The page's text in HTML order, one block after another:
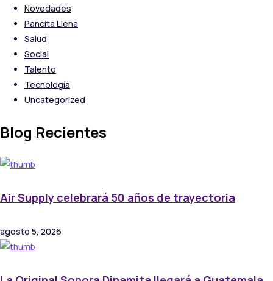
Novedades
Pancita Llena
Salud
Social
Talento
Tecnología
Uncategorized
Blog Recientes
Air Supply celebrará 50 años de trayectoria
agosto 5, 2026